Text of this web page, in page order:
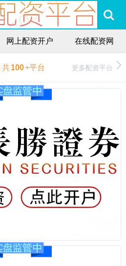
网上配资开户 在线配资网
共100+平台 更多配资平台